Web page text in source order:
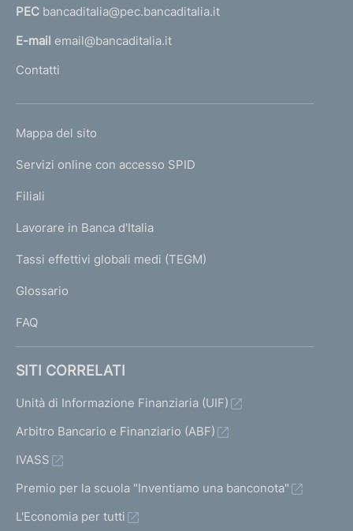
a
l
'
m
e
a
g
PEC bancaditalia@pec.bancaditalia.it
E-mail email@bancaditalia.it
Contatti
L
N
K
T
I
I
Mappa del sito
Servizi online con accesso SPID
Filiali
Lavorare in Banca d'Italia
Tassi effettivi globali medi (TEGM)
Glossario
FAQ
SITI CORRELATI
Unità di Informazione Finanziaria (UIF)
Arbitro Bancario e Finanziario (ABF)
IVASS
Premio per la scuola "Inventiamo una banconota"
L'Economia per tutti